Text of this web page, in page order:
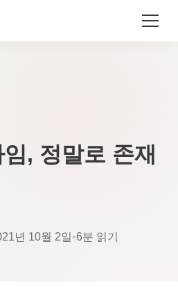
, 정말로 존재
년 10월 2일•6분 읽기